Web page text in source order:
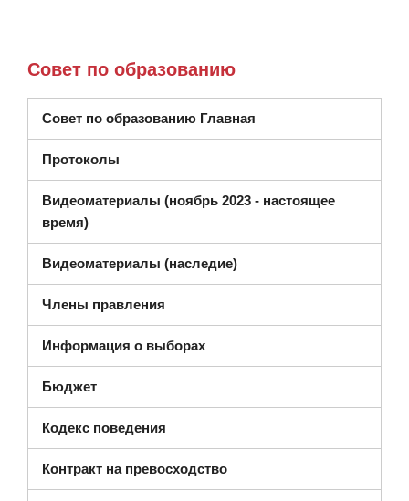
Совет по образованию
Совет по образованию Главная
Протоколы
Видеоматериалы (ноябрь 2023 - настоящее
время)
Видеоматериалы (наследие)(открывается в новом
Члены правления
Информация о выборах
Бюджет
Кодекс поведения
Контракт на превосходство